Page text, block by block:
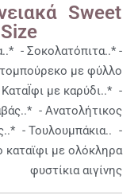
Sweet
- Σοκολατόπιτα..* -
με φύλλο
με καρύδι..* -
- Ανατολήτικος
- Τουλουμπάκια.. -
με ολόκληρα
φυστίκια αιγίνης